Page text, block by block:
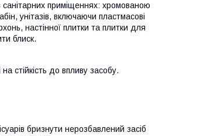
приміщеннях: хромованою
унітазів, включаючи пластмасові
настінної плитки та плитки для
блиск.
стійкість до впливу засобу.
бризнути нерозбавлений засіб